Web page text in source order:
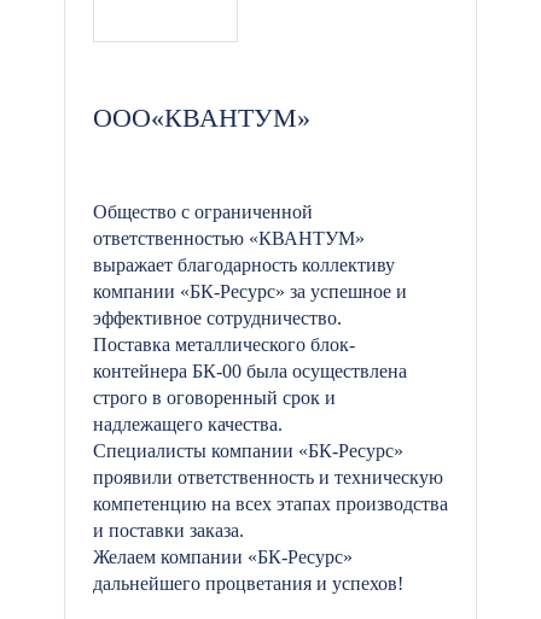
ООО«КВАНТУМ»
Общество с ограниченной
ответственностью «КВАНТУМ»
выражает благодарность коллективу
компании «БК-Ресурс» за успешное и
эффективное сотрудничество.
Поставка металлического блок-
контейнера БК-00 была осуществлена
строго в оговоренный срок и
надлежащего качества.
Специалисты компании «БК-Ресурс»
проявили ответственность и техническую
компетенцию на всех этапах производства
и поставки заказа.
Желаем компании «БК-Ресурс»
дальнейшего процветания и успехов!